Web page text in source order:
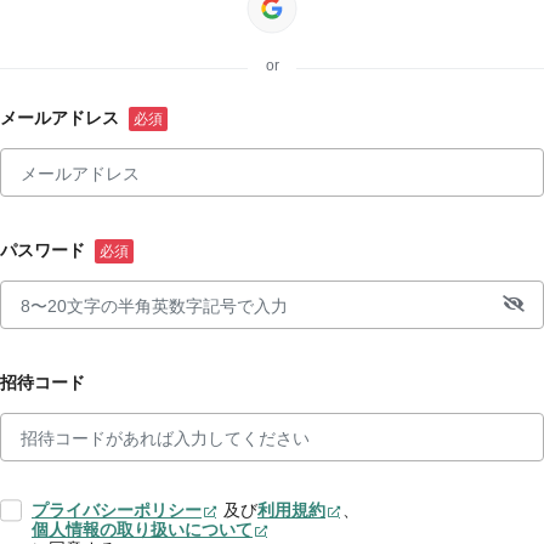
or
メールアドレス
パスワード
招待コード
プライバシーポリシー 及び利用規約
、
個人情報の取り扱いについて